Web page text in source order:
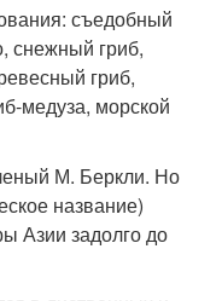
съедобный
снежный гриб,
гриб,
медуза, морской
М. Беркли. Но
название)
Азии задолго до